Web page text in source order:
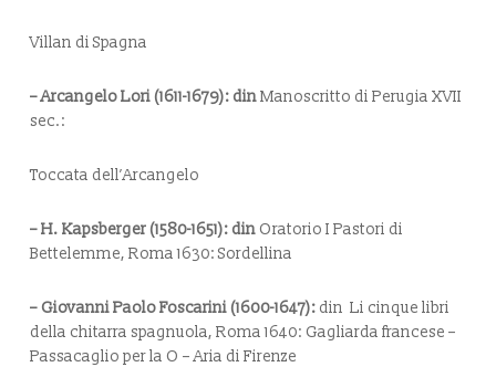
Villan di Spagna
– Arcangelo Lori (1611-1679): dinManoscritto di Perugia XVII
sec.:
Toccata dell’Arcangelo
– H. Kapsberger (1580-1651): din Oratorio I Pastori di
Bettelemme, Roma 1630:Sordellina
– Giovanni Paolo Foscarini (1600-1647): din Li cinque libri
della chitarra spagnuola, Roma 1640: Gagliarda francese –
Passacaglio per la O – Aria di Firenze